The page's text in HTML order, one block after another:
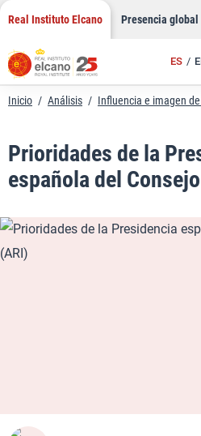
Saltar
contenido
Real Instituto Elcano Presencia global
ES
Inicio / Análisis / Influencia e imagen
Prioridades de la
española del